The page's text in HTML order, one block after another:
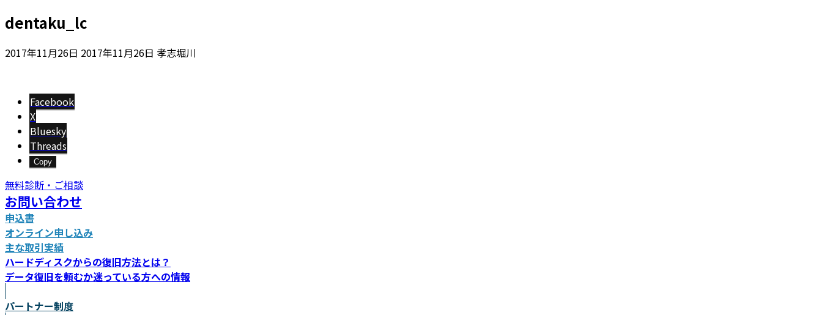
dentaku_lc
2017年11月26日 最
2017年11月26日 孝志堀川
Facebook
X
Bluesky
Threads
Copy
無料診断・ご相談
お問い合わせ
申込書
オンライン申し込み
主な取引実績
ハードディスクからの復旧方法とは？
データ復旧を頼むか迷っている方への情報
パートナー制度